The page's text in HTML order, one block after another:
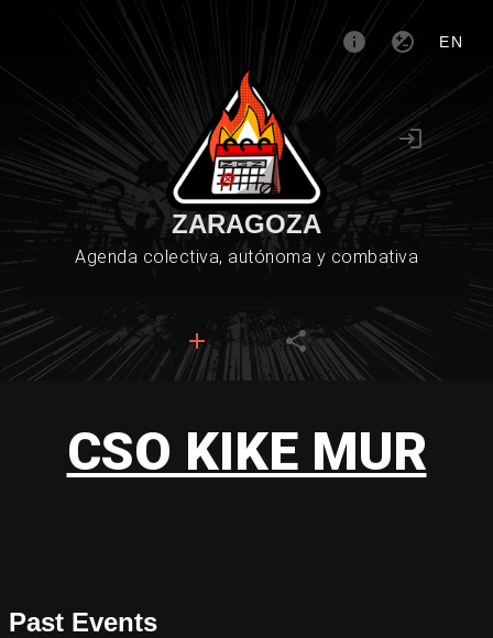
EN
ZARAGOZA
Agenda colectiva, autónoma y combativa
CSO KIKE MUR
Past Events